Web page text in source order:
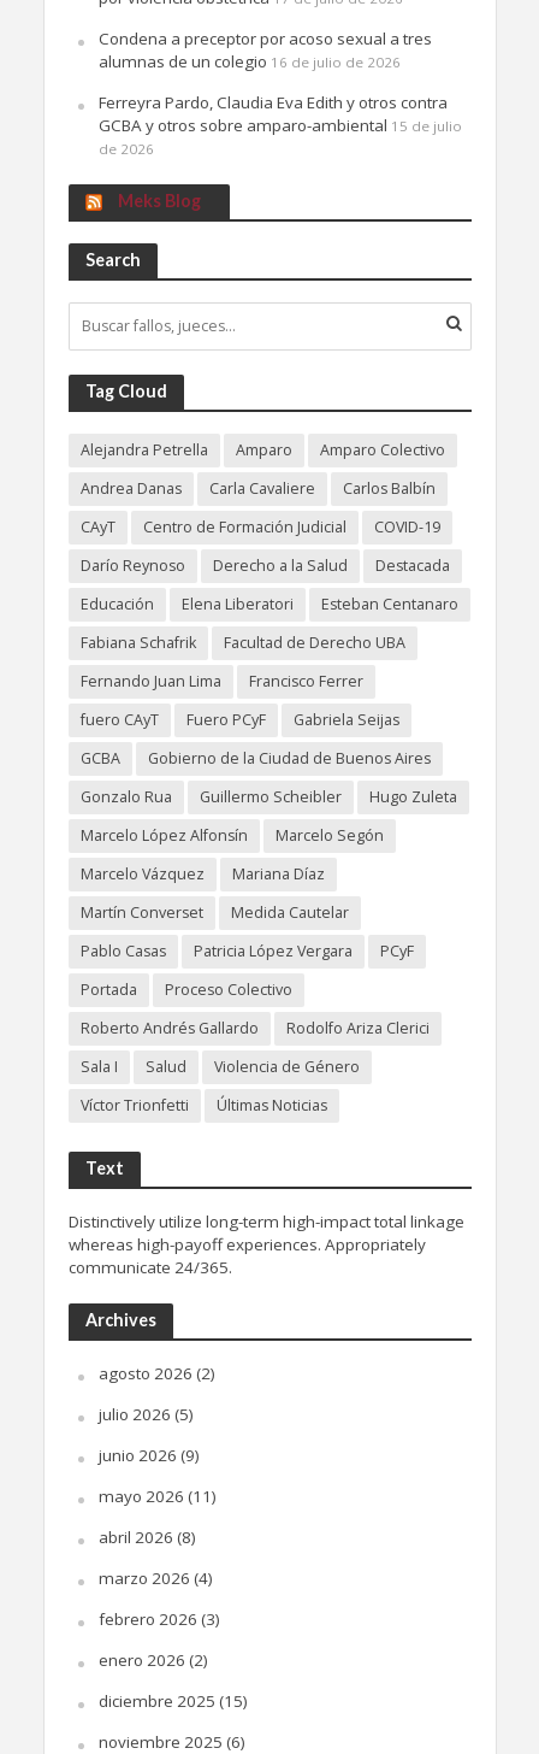
Condena a preceptor por acoso sexual a tres
alumnas de un colegio 16 de julio de 2026
Ferreyra Pardo, Claudia Eva Edith y otros contra
GCBA y otros sobre amparo-ambiental 15 de julio
de 2026
Meks Blog
Search
Tag Cloud
Alejandra Petrella Amparo
Amparo Colectivo
Andrea Danas
Carla Cavaliere
Carlos Balbín
CAyT
Centro de Formación Judicial
COVID-19
Darío Reynoso
Derecho a la Salud
Destacada
Educación
Elena Liberatori
Esteban Centanaro
Fabiana Schafrik
Facultad de Derecho UBA
Fernando Juan Lima
Francisco Ferrer
fuero CAyT
Fuero PCyF
Gabriela Seijas
GCBA
Gobierno de la Ciudad de Buenos Aires
Gonzalo Rua
Guillermo Scheibler
Hugo Zuleta
Marcelo López Alfonsín
Marcelo Segón
Marcelo Vázquez
Mariana Díaz
Martín Converset
Medida Cautelar
Pablo Casas
Patricia López Vergara
PCyF
Portada
Proceso Colectivo
Roberto Andrés Gallardo
Rodolfo Ariza Clerici
Sala I
Salud
Violencia de Género
Víctor Trionfetti
Últimas Noticias
Text
Distinctively utilize long-term high-impact total linkage
whereas high-payoff experiences. Appropriately
communicate 24/365.
Archives
agosto 2026 (2)
julio 2026 (5)
junio 2026 (9)
mayo 2026 (11)
abril 2026 (8)
marzo 2026 (4)
febrero 2026 (3)
enero 2026 (2)
diciembre 2025 (15)
noviembre 2025 (6)